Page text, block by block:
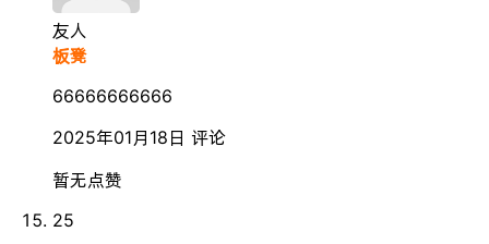
友人
板凳
66666666666
2025年01月18日 评论
暂无点赞
25